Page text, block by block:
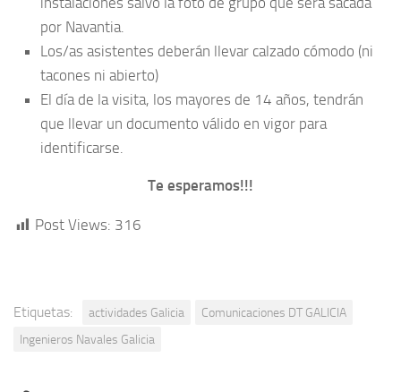
por Navantia.
Los/as asistentes deberán llevar calzado cómodo (ni
tacones ni abierto)
El día de la visita, los mayores de 14 años, tendrán
que llevar un documento válido en vigor para
identificarse.
Te esperamos!!!
Post Views: 316
Etiquetas: actividades Galicia
Comunicaciones DT GALICIA
Ingenieros Navales Galicia